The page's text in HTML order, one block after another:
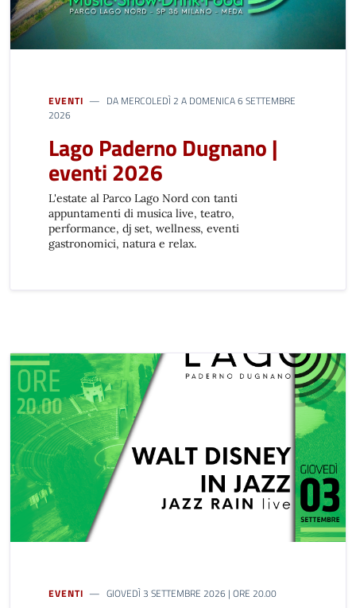
EVENTI
DA MERCOLEDÌ 2 A DOMENICA 6 SETTEMBRE
2026
Lago Paderno Dugnano |
eventi 2026
L'estate al Parco Lago Nord con tanti
appuntamenti di musica live, teatro,
performance, dj set, wellness, eventi
gastronomici, natura e relax.
EVENTI GIOVEDÌ 3 SETTEMBRE 2026 | ORE 20.00